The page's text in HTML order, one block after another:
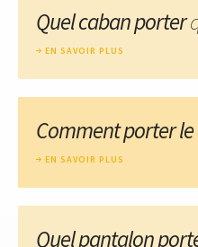
Quel caban porter
EN SAVOIR PLUS
Comment porter
EN SAVOIR PLUS
Quel pantalon